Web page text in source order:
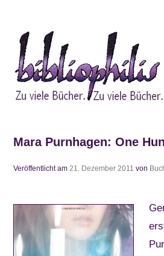
springen
Mara Purnhagen: One
Veröffentlicht am21. Dezember 2011 von